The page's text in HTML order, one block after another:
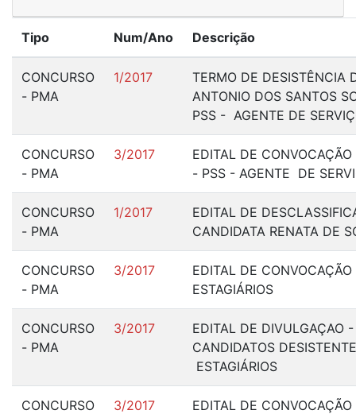
Tipo Num/Ano Descrição
CONCURSO
- PMA
1/2017
TERMO DE DESISTÊNCIA
ANTONIO DOS SANTOS
PSS - AGENTE DE
CONCURSO
- PMA
3/2017
EDITAL DE
- PSS - AGENTE DE
CONCURSO
- PMA
1/2017
EDITAL DE
CANDIDATA RENATA DE
CONCURSO
- PMA
3/2017
EDITAL DE
ESTAGIÁRIOS
CONCURSO
- PMA
3/2017
EDITAL DE DIVULGAÇAO -
CANDIDATOS
ESTAGIÁRIOS
CONCURSO
3/2017
EDITAL DE